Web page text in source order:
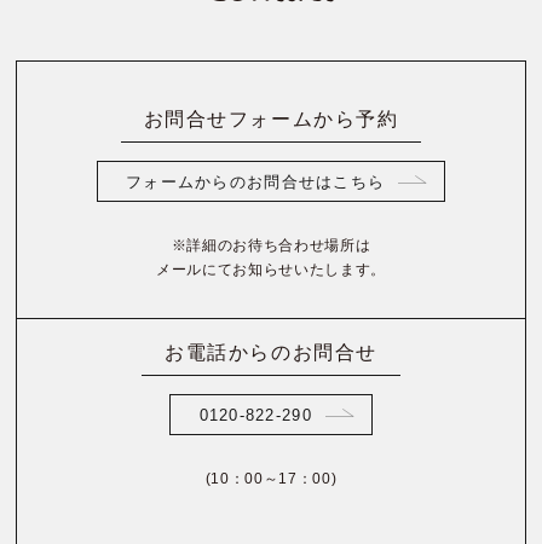
お問合せフォームから予約
フォームからのお問合せはこちら
※詳細のお待ち合わせ場所は
メールにてお知らせいたします。
お電話からのお問合せ
0120-822-290
(10：00～17：00)